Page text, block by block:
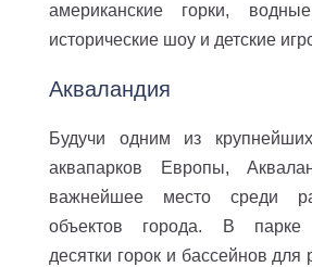
американские горки,
исторические шоу и детские
Акваландия
Будучи одним из
аквапарков Европы,
важнейшее место среди
объектов города. В парке
десятки горок и бассейнов для